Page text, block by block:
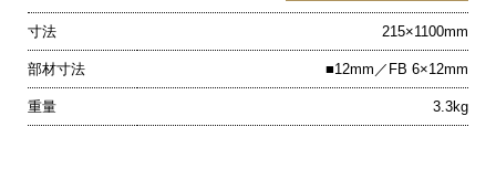
寸法 215×1100mm
部材寸法 ■12mm／FB 6×12mm
重量 3.3kg